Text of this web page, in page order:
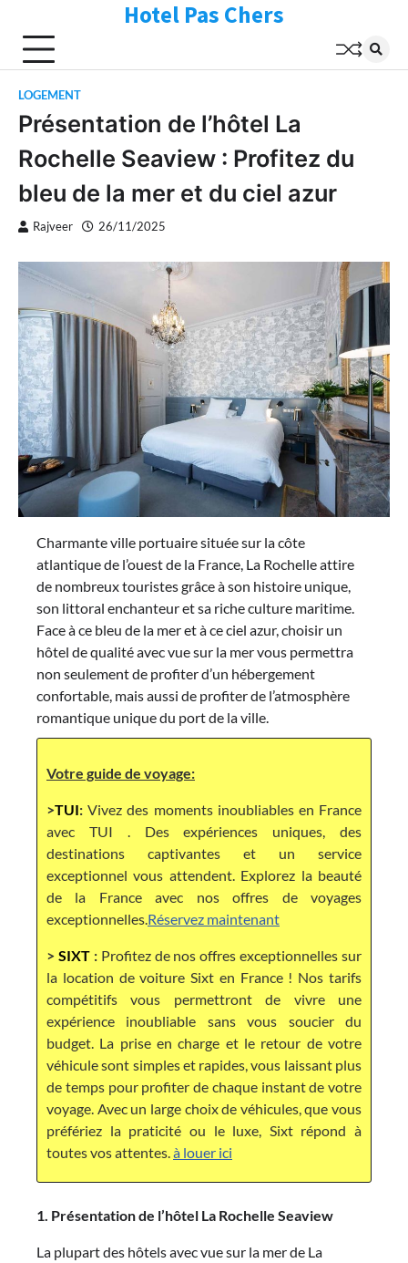
content
Hotel Pas Chers
LOGEMENT
Présentation de l’hôtel La
Rochelle Seaview : Profitez du
bleu de la mer et du ciel azur
Rajveer 26/11/2025
Charmante ville portuaire située sur la côte
atlantique de l’ouest de la France, La Rochelle attire
de nombreux touristes grâce à son histoire unique,
son littoral enchanteur et sa riche culture maritime.
Face à ce bleu de la mer et à ce ciel azur, choisir un
hôtel de qualité avec vue sur la mer vous permettra
non seulement de profiter d’un hébergement
confortable, mais aussi de profiter de l’atmosphère
romantique unique du port de la ville.
Votre guide de voyage:
>TUI: Vivez des moments inoubliables en France
avec TUI . Des expériences uniques, des
destinations captivantes et un service
exceptionnel vous attendent. Explorez la beauté
de la France avec nos offres de voyages
exceptionnelles.Réservez maintenant
> SIXT:Profitez de nos offres exceptionnelles sur
la location de voiture Sixt en France ! Nos tarifs
compétitifs vous permettront de vivre une
expérience inoubliable sans vous soucier du
budget. La prise en charge et le retour de votre
véhicule sont simples et rapides, vous laissant plus
de temps pour profiter de chaque instant de votre
voyage. Avec un large choix de véhicules, que vous
préfériez la praticité ou le luxe, Sixt répond à
toutes vos attentes.à louer ici
1. Présentation de l’hôtel La Rochelle Seaview
La plupart des hôtels avec vue sur la mer de La